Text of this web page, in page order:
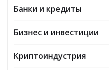
Банки и кредиты
Бизнес и инвестиции
Криптоиндустрия